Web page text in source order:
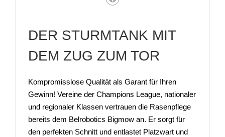
DER STURMTANK MIT
DEM ZUG ZUM TOR
Kompromisslose Qualität als Garant für Ihren
Gewinn! Vereine der Champions League, nationaler
und regionaler Klassen vertrauen die Rasenpflege
bereits dem Belrobotics Bigmow an. Er sorgt für
den perfekten Schnitt und entlastet Platzwart und